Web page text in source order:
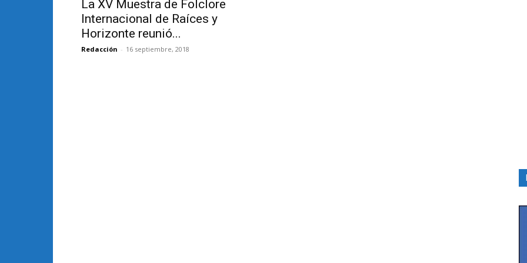
La XV Muestra de Folclore
Internacional de Raíces y
Horizonte reunió...
Redacción - 16 septiembre, 2018